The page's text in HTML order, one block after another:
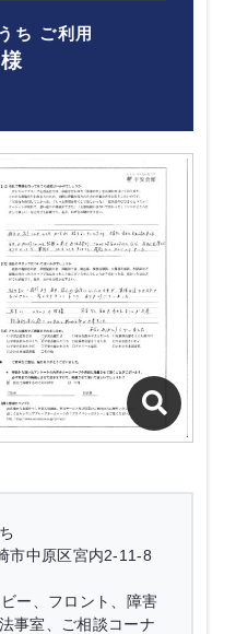
ち ご利用
市中原区宮内2-11-8
ー、フロント、障害
事室、ご相談コーナ